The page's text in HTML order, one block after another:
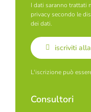
I dati saranno trattati
privacy secondo le
dei dati.
iscriviti
L'iscrizione può
Consultori